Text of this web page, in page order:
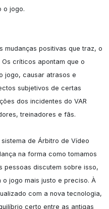
o jogo.
mudanças positivas que traz, o
críticos apontam que o
jogo, causar atrasos e
subjetivos de certas
dos incidentes do VAR
treinadores e fãs.
de Árbitro de Vídeo
na forma como tomamos
pessoas discutem sobre isso,
o jogo mais justo e preciso. À
com a nova tecnologia,
certo entre as antigas